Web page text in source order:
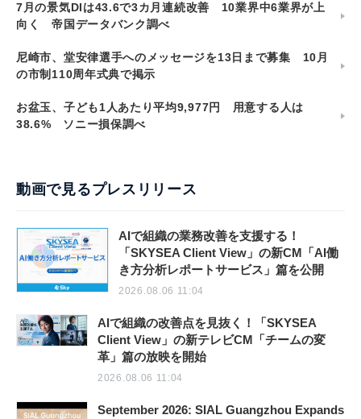
7月の景気DIは43.6で3カ月連続改善 10業界中6業界が上
向く 帝国データバンク調べ
尼崎市、堂安律選手へのメッセージを13日まで募集 10月
の市制110周年式典で掲示
お盆玉、子ども1人あたり平均9,977円 用意する人は
38.6% ソニー損保調べ
動画で見るプレスリリース
AIで組織の業務改善を支援する！
「SKYSEA Client View」の新CM「AI働
き方分析レポートサービス」篇を公開
2026.08.06 11:04
AIで組織の改善点を見抜く！「SKYSEA
Client View」の新テレビCM「チームの変
革」篇の放映を開始
2026.08.06 11:04
September 2026: SIAL Guangzhou Expands